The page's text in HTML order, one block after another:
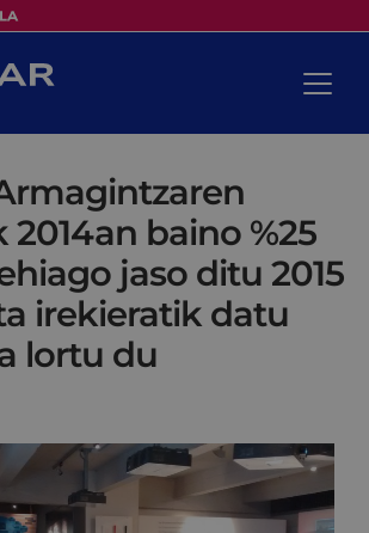
2014an baino %25
jaso ditu 2015
irekieratik datu
lortu du